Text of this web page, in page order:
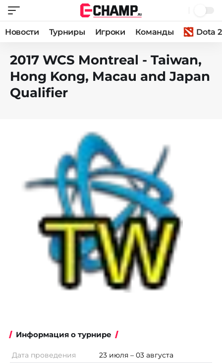
Новости Турниры Игроки Команды Dota 2
2017 WCS Montreal - Taiwan,
Hong Kong, Macau and Japan
Qualifier
Информация о турнире
Дата проведения
23 июля – 03 августа